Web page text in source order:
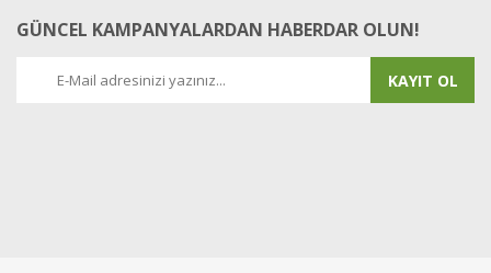
GÜNCEL KAMPANYALARDAN HABERDAR OLUN!
KAYIT OL